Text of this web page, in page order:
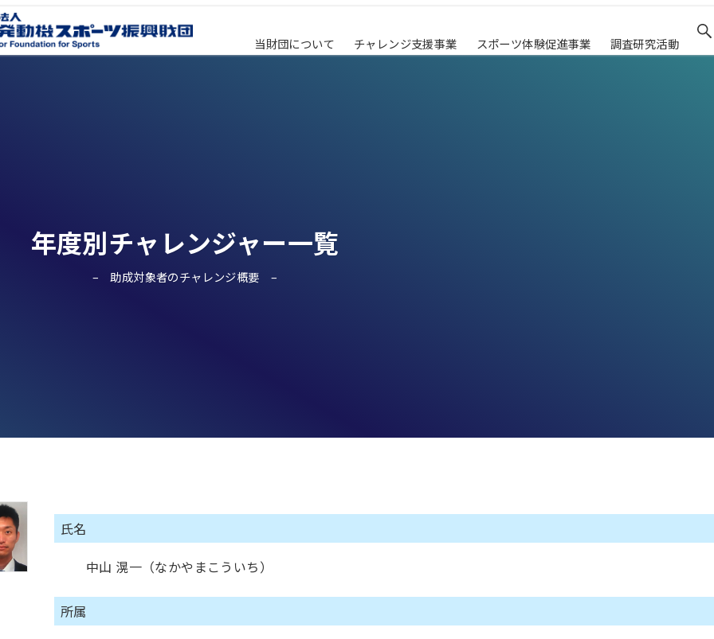
当財団について チャレンジ支援事業 スポーツ体験促進事業 調査研究活動
年度別チャレンジャー一覧
助成対象者のチャレンジ概要
氏名
中山 滉一（なかやまこういち）
所属